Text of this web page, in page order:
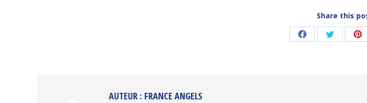
Share this
PartagerPartager
AUTEUR : FRANCE ANGELS